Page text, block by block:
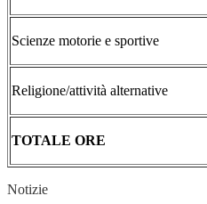
Scienze motorie e sportive
Religione/attività alternative
TOTALE ORE
Notizie